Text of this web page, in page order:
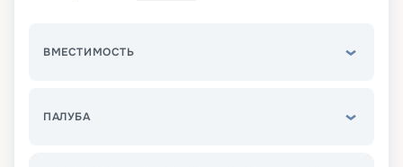
ВМЕСТИМОСТЬ
ПАЛУБА